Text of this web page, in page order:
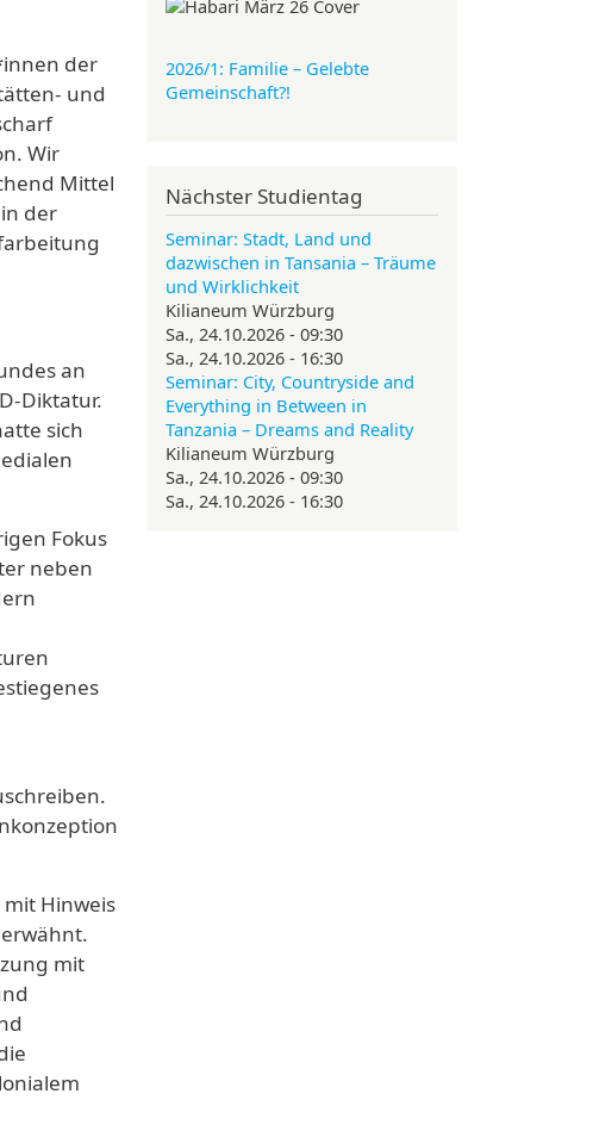
der
und
Wir
Mittel
der
an
Diktatur.
sich
Fokus
neben
Hinweis
mit
2026/1: Familie – Gelebte
Gemeinschaft?!
Nächster Studientag
Seminar: Stadt, Land und
dazwischen in Tansania – Träume
und Wirklichkeit
Kilianeum Würzburg
Sa., 24.10.2026 - 09:30
Sa., 24.10.2026 - 16:30
Seminar: City, Countryside and
Everything in Between in
Tanzania – Dreams and Reality
Kilianeum Würzburg
Sa., 24.10.2026 - 09:30
Sa., 24.10.2026 - 16:30